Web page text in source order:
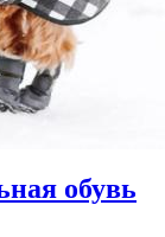
обувь